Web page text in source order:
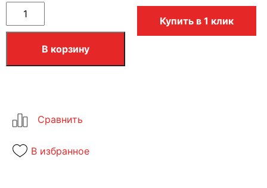
В корзину
Купить в 1 клик
В избранное